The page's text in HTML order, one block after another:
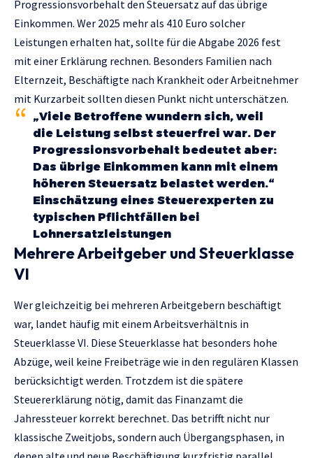
Progressionsvorbehalt den Steuersatz auf das übrige
Einkommen. Wer 2025 mehr als 410 Euro solcher
Leistungen erhalten hat, sollte für die Abgabe 2026 fest
mit einer Erklärung rechnen. Besonders Familien nach
Elternzeit, Beschäftigte nach Krankheit oder Arbeitnehmer
mit Kurzarbeit sollten diesen Punkt nicht unterschätzen.
„Viele Betroffene wundern sich, weil
die Leistung selbst steuerfrei war. Der
Progressionsvorbehalt bedeutet aber:
Das übrige Einkommen kann mit einem
höheren Steuersatz belastet werden.“
Einschätzung eines Steuerexperten zu
typischen Pflichtfällen bei
Lohnersatzleistungen
Mehrere Arbeitgeber und Steuerklasse
VI
Wer gleichzeitig bei mehreren Arbeitgebern beschäftigt
war, landet häufig mit einem Arbeitsverhältnis in
Steuerklasse VI. Diese Steuerklasse hat besonders hohe
Abzüge, weil keine Freibeträge wie in den regulären Klassen
berücksichtigt werden. Trotzdem ist die spätere
Steuererklärung nötig, damit das Finanzamt die
Jahressteuer korrekt berechnet. Das betrifft nicht nur
klassische Zweitjobs, sondern auch Übergangsphasen, in